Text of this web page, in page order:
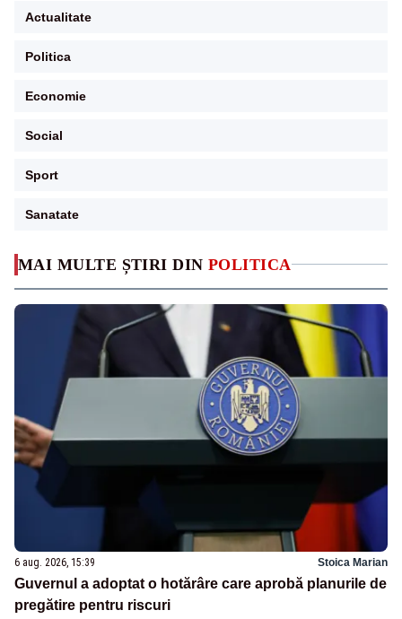
MAI MULTE ȘTIRI DIN POLITICA
6 aug. 2026, 15:39 Stoica Marian
Guvernul a adoptat o hotărâre care aprobă planurile de
pregătire pentru riscuri
Actualitate
Politica
Economie
Social
Sport
Sanatate